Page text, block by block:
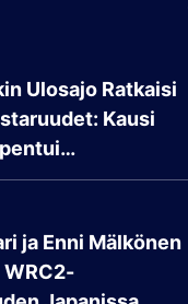
Ulosajo Ratkaisi
Kausi
ja Enni Mälkönen